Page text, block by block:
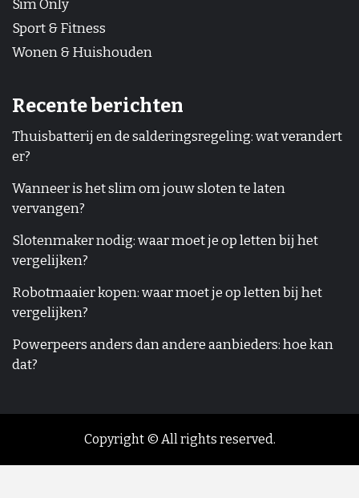
Sim Only
Sport & Fitness
Wonen & Huishouden
Recente berichten
Thuisbatterij en de salderingsregeling: wat verandert
er?
Wanneer is het slim om jouw sloten te laten
vervangen?
Slotenmaker nodig: waar moet je op letten bij het
vergelijken?
Robotmaaier kopen: waar moet je op letten bij het
vergelijken?
Powerpeers anders dan andere aanbieders: hoe kan
dat?
Copyright © All rights reserved.